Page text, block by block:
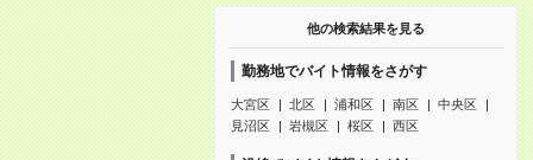
他の検索結果を見る
勤務地でバイト情報をさがす
大宮区 北区 浦和区 南区
中央区
見沼区
岩槻区 桜区 西区